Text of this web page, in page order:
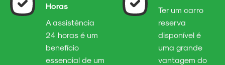
Horas
A assistência
24 horas é um
benefício
essencial de um
Ter um carro
reserva
disponível é
uma grande
vantagem do